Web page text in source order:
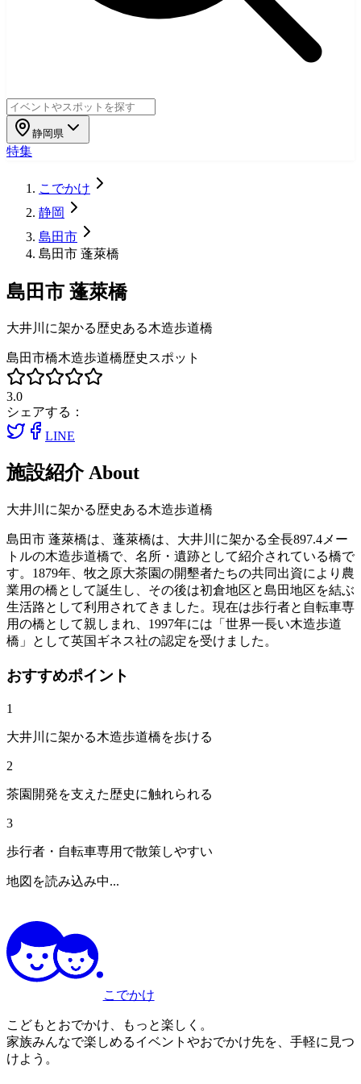
静岡県
特集
こでかけ
静岡
島田市
島田市 蓬萊橋
島田市 蓬萊橋
大井川に架かる歴史ある木造歩道橋
島田市橋木造歩道橋歴史スポット
3.0
シェアする：
LINE
施設紹介 About
大井川に架かる歴史ある木造歩道橋
島田市 蓬萊橋は、蓬萊橋は、大井川に架かる全長897.4メー
トルの木造歩道橋で、名所・遺跡として紹介されている橋で
す。1879年、牧之原大茶園の開墾者たちの共同出資により農
業用の橋として誕生し、その後は初倉地区と島田地区を結ぶ
生活路として利用されてきました。現在は歩行者と自転車専
用の橋として親しまれ、1997年には「世界一長い木造歩道
橋」として英国ギネス社の認定を受けました。
おすすめポイント
1
大井川に架かる木造歩道橋を歩ける
2
茶園開発を支えた歴史に触れられる
3
歩行者・自転車専用で散策しやすい
地図を読み込み中...
こでかけ
こどもとおでかけ、もっと楽しく。
家族みんなで楽しめるイベントやおでかけ先を、手軽に見つ
けよう。